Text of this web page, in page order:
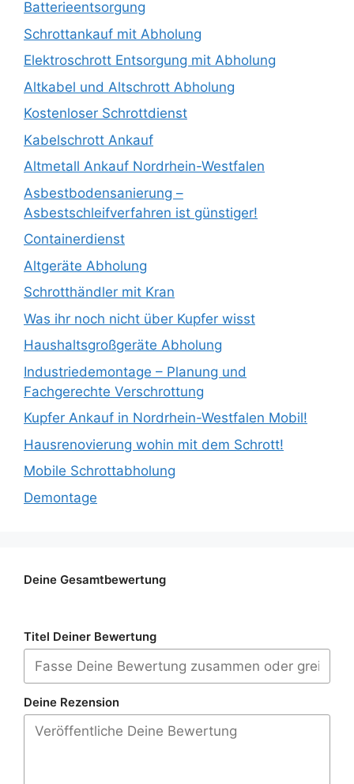
Batterieentsorgung
Schrottankauf mit Abholung
Elektroschrott Entsorgung mit Abholung
Altkabel und Altschrott Abholung
Kostenloser Schrottdienst
Kabelschrott Ankauf
Altmetall Ankauf Nordrhein-Westfalen
Asbestbodensanierung –
Asbestschleifverfahren ist günstiger!
Containerdienst
Altgeräte Abholung
Schrotthändler mit Kran
Was ihr noch nicht über Kupfer wisst
Haushaltsgroßgeräte Abholung
Industriedemontage – Planung und
Fachgerechte Verschrottung
Kupfer Ankauf in Nordrhein-Westfalen Mobil!
Hausrenovierung wohin mit dem Schrott!
Mobile Schrottabholung
Demontage
Deine Gesamtbewertung
Titel Deiner Bewertung
Deine Rezension